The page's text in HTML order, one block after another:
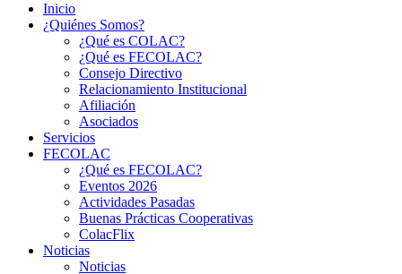
Inicio
¿Quiénes Somos?
¿Qué es COLAC?
¿Qué es FECOLAC?
Consejo Directivo
Relacionamiento Institucional
Afiliación
Asociados
Servicios
FECOLAC
¿Qué es FECOLAC?
Eventos 2026
Actividades Pasadas
Buenas Prácticas Cooperativas
ColacFlix
Noticias
Noticias